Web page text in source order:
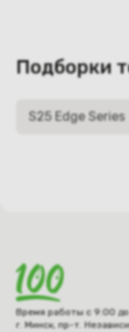
Подборки
S25 Edge Series
Время работы с 9:00
г. Минск, пр-т.